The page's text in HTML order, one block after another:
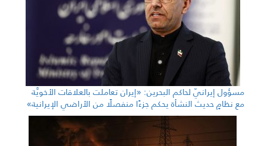
مسؤول إيرانيّ لحاكم البحرين: «إيران تعاملت بالعلاقات الأخويَّة
مع نظامٍ حديث النشأة يحكم جزءًا منفصلًا من الأراضي الإيرانية»